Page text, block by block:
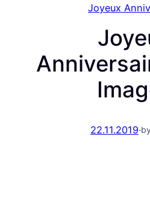
Joyeux
22.11.2019·by